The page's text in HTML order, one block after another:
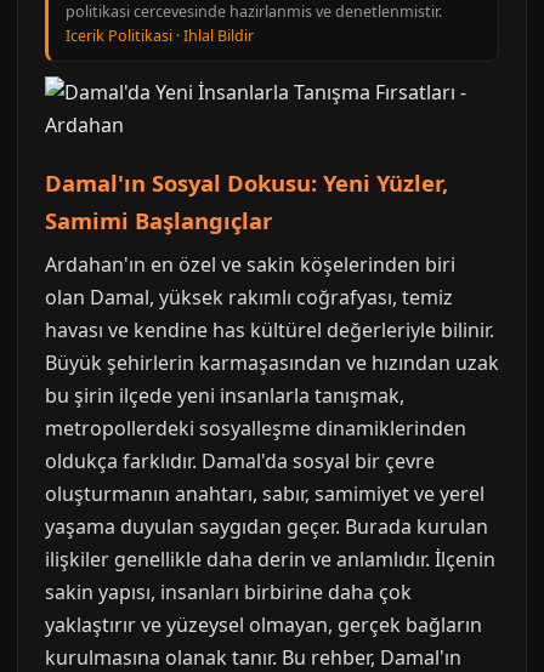
politikasi cercevesinde hazirlanmis ve denetlenmistir.
Icerik Politikasi ·Ihlal Bildir
Damal'ın Sosyal Dokusu: Yeni Yüzler,
Samimi Başlangıçlar
Ardahan'ın en özel ve sakin köşelerinden biri
olan Damal, yüksek rakımlı coğrafyası, temiz
havası ve kendine has kültürel değerleriyle bilinir.
Büyük şehirlerin karmaşasından ve hızından uzak
bu şirin ilçede yeni insanlarla tanışmak,
metropollerdeki sosyalleşme dinamiklerinden
oldukça farklıdır. Damal'da sosyal bir çevre
oluşturmanın anahtarı, sabır, samimiyet ve yerel
yaşama duyulan saygıdan geçer. Burada kurulan
ilişkiler genellikle daha derin ve anlamlıdır. İlçenin
sakin yapısı, insanları birbirine daha çok
yaklaştırır ve yüzeysel olmayan, gerçek bağların
kurulmasına olanak tanır. Bu rehber, Damal'ın